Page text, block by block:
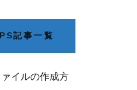
記事一覧
イルの作成方